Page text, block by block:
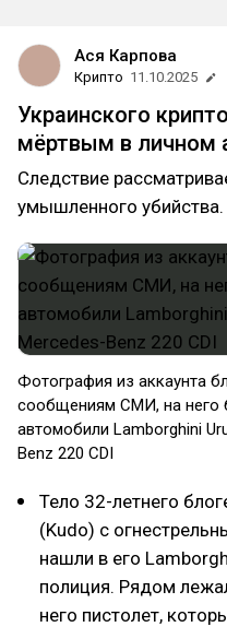
Ася Карпова
Крипто 11.10.2025
Украинского
мёртвым в личном
Следствие
умышленного убийства.
Фотография из аккаунта
сообщениям СМИ, на него
автомобили Lamborghini
Benz 220 CDI
Тело 32-летнего
(Kudo) с
нашли в его
полиция. Рядом
него пистолет,